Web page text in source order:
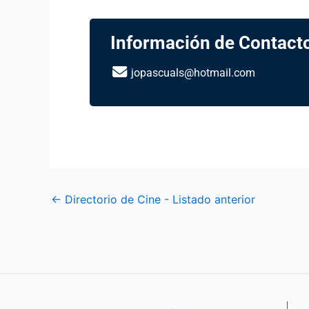
Información de
jopascuals@hotmail.com
← Directorio de Cine - Listado anterior